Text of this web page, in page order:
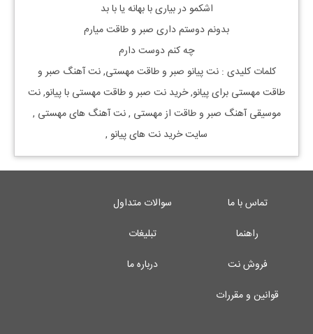
اشکمو در بیاری با بهانه یا با بد
بدونم دوستم داری صبر و طاقت میارم
چه کنم دوست دارم
کلمات کلیدی : نتپیانو صبر و طاقتمهستی, نت آهنگ صبر و
طاقتمهستی برایپیانو, خرید نت صبر و طاقتمهستی باپیانو, نت
موسیقی آهنگ صبر و طاقت ازمهستی , نت آهنگ هایمهستی ,
سایت خرید نت هایپیانو ,
تماس با ما
سوالات متداول
راهنما
تبلیغات
فروش نت
درباره ما
قوانین و مقررات